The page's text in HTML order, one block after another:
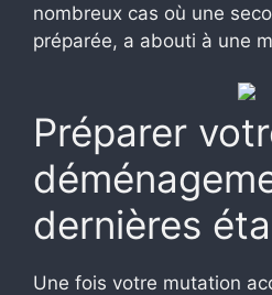
nombreux cas où une
préparée, a abouti à une
Préparer
dernières
Une fois votre mutation